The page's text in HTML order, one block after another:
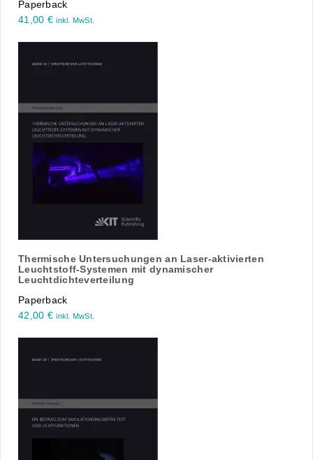
Paperback
41,00 € inkl. MwSt.
Thermische Untersuchungen an Laser-aktivierten
Leuchtstoff-Systemen mit dynamischer
Leuchtdichteverteilung
Paperback
42,00 € inkl. MwSt.